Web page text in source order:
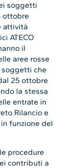
soggetti
ottobre
attività
ATECO
il
aree rosse
che
25 ottobre
la stessa
entrate in
Rilancio e
funzione del
procedure
contributi a